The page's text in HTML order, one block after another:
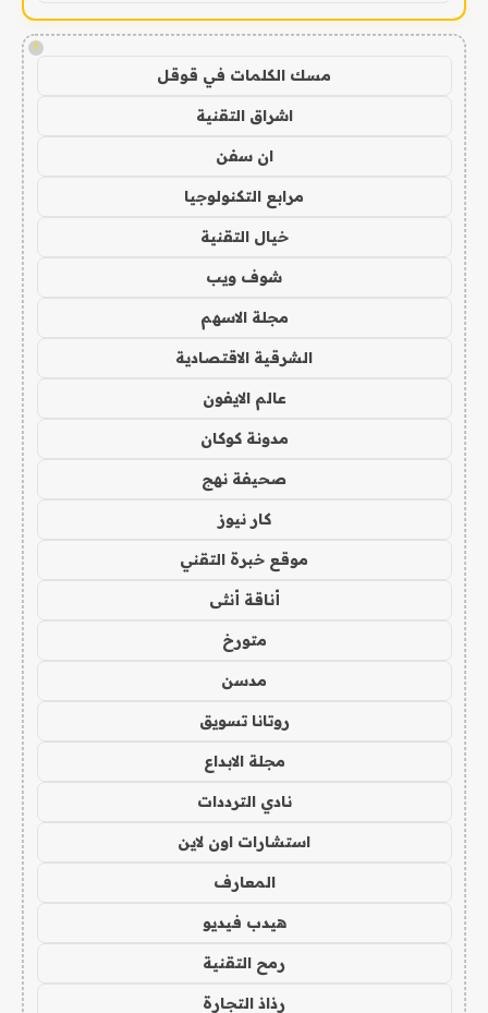
!
مسك الكلمات في قوقل
اشراق التقنية
ان سفن
مرابع التكنولوجيا
خيال التقنية
شوف ويب
مجلة الاسهم
الشرقية الاقتصادية
عالم الايفون
مدونة كوكان
صحيفة نهج
كار نيوز
موقع خبرة التقني
أناقة أنثى
متورخ
مدسن
روتانا تسويق
مجلة الابداع
نادي الترددات
استشارات اون لاين
المعارف
هيدب فيديو
رمح التقنية
رذاذ التجارة